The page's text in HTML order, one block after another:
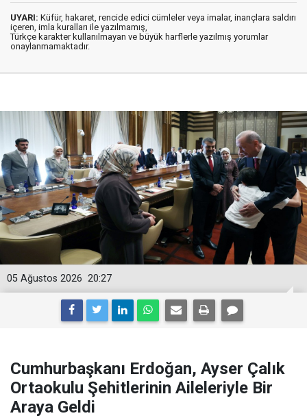
UYARI: Küfür, hakaret, rencide edici cümleler veya imalar, inançlara saldırı
içeren, imla kuralları ile yazılmamış,
Türkçe karakter kullanılmayan ve büyük harflerle yazılmış yorumlar
onaylanmamaktadır.
20:27
05 Ağustos 2026
Cumhurbaşkanı Erdoğan, Ayser Çalık
Ortaokulu Şehitlerinin Aileleriyle Bir
Araya Geldi